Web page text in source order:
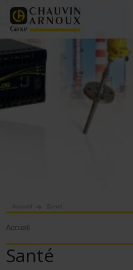
Santé
Accueil
Santé